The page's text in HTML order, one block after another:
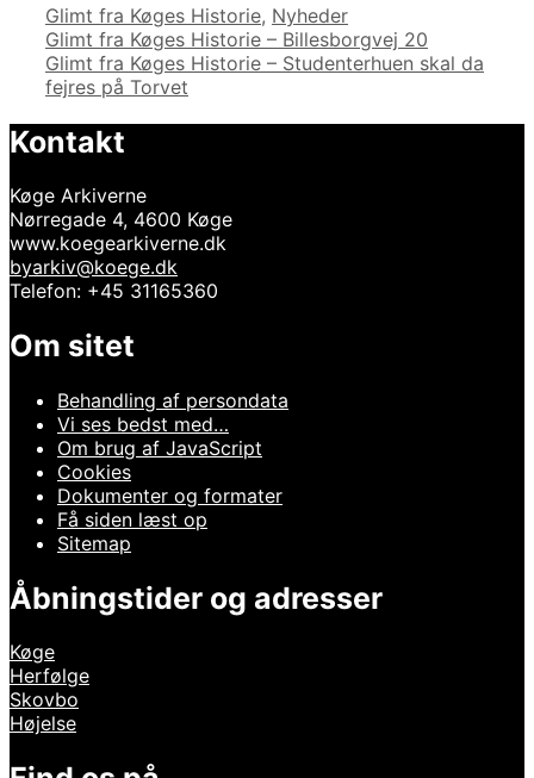
Kategorier
Glimt fra Køges Historie, Nyheder
Indlægsnavigation
Glimt fra Køges Historie – Billesborgvej 20
Glimt fra Køges Historie – Studenterhuen skal da
fejres på Torvet
Kontakt
Køge Arkiverne
Nørregade 4, 4600 Køge
www.koegearkiverne.dk
byarkiv@koege.dk
Telefon: +45 31165360
Om sitet
Behandling af persondata
Vi ses bedst med…
Om brug af JavaScript
Cookies
Dokumenter og formater
Få siden læst op
Sitemap
Åbningstider og adresser
Køge
Herfølge
Skovbo
Højelse